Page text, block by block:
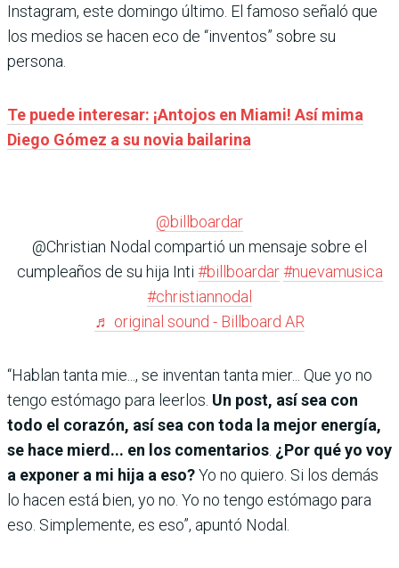
Instagram, este domingo último. El famoso señaló que
los medios se hacen eco de “inventos” sobre su
persona.
Te puede interesar: ¡Antojos en Miami! Así mima
Diego Gómez a su novia bailarina
@billboardar
@Christian Nodal compartió un mensaje sobre el
cumpleaños de su hija Inti #billboardar #nuevamusica
#christiannodal
♬ original sound - Billboard AR
“Hablan tanta mie..., se inventan tanta mier... Que yo no
tengo estómago para leerlos. Un post, así sea con
todo el corazón, así sea con toda la mejor energía,
se hace mierd... en los comentarios ¿Por qué yo voy
a exponer a mi hija a eso?Yo no quiero. Si los demás
lo hacen está bien, yo no. Yo no tengo estómago para
eso. Simplemente, es eso”, apuntó Nodal.